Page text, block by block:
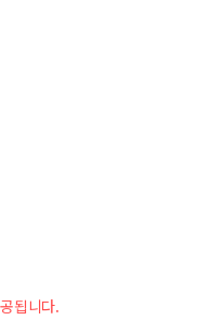
됩니다.